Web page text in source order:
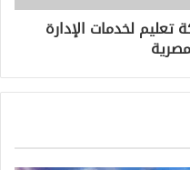
لخدمات الإدارة